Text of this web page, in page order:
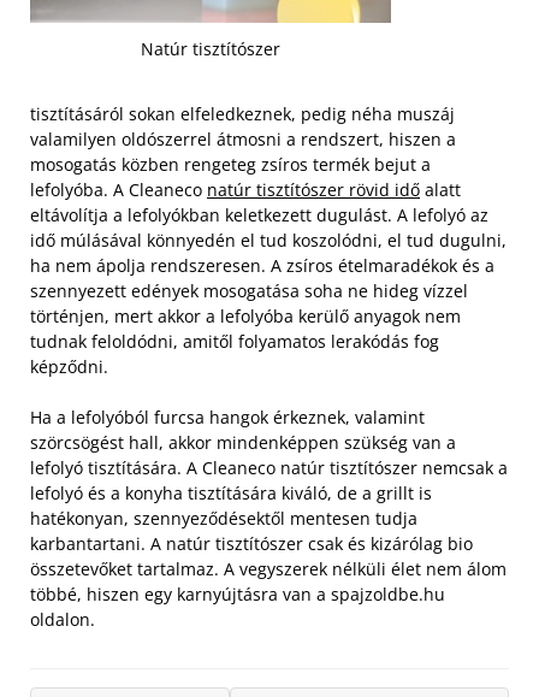
Natúr tisztítószer
tisztításáról sokan elfeledkeznek, pedig néha muszáj
valamilyen oldószerrel átmosni a rendszert, hiszen a
mosogatás közben rengeteg zsíros termék bejut a
lefolyóba. A Cleaneco natúr tisztítószer rövid idő alatt
eltávolítja a lefolyókban keletkezett dugulást. A lefolyó az
idő múlásával könnyedén el tud koszolódni, el tud dugulni,
ha nem ápolja rendszeresen. A zsíros ételmaradékok és a
szennyezett edények mosogatása soha ne hideg vízzel
történjen, mert akkor a lefolyóba kerülő anyagok nem
tudnak feloldódni, amitől folyamatos lerakódás fog
képződni.
Ha a lefolyóból furcsa hangok érkeznek, valamint
szörcsögést hall, akkor mindenképpen szükség van a
lefolyó tisztítására. A Cleaneco natúr tisztítószer nemcsak a
lefolyó és a konyha tisztítására kiváló, de a grillt is
hatékonyan, szennyeződésektől mentesen tudja
karbantartani. A natúr tisztítószer csak és kizárólag bio
összetevőket tartalmaz. A vegyszerek nélküli élet nem álom
többé, hiszen egy karnyújtásra van a spajzoldbe.hu
oldalon.